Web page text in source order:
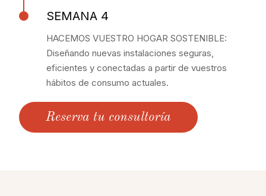
SEMANA 4
HACEMOS VUESTRO HOGAR SOSTENIBLE:
Diseñando nuevas instalaciones seguras,
eficientes y conectadas a partir de vuestros
hábitos de consumo actuales.
Reserva tu consultoría